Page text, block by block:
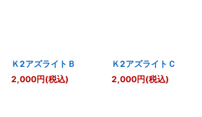
Ｋ2アズライトＢ
2,000円(税込)
Ｋ2アズライトＣ
2,000円(税込)